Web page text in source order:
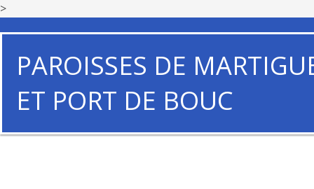
>
PAROISSES DE
ET PORT DE BOUC